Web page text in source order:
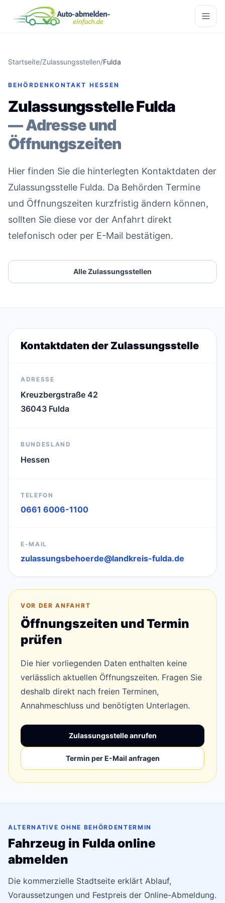
Startseite/Zulassungsstellen/Fulda
BEHÖRDENKONTAKT HESSEN
Zulassungsstelle Fulda
— Adresse und
Öffnungszeiten
Hier finden Sie die hinterlegten Kontaktdaten der
Zulassungsstelle Fulda. Da Behörden Termine
und Öffnungszeiten kurzfristig ändern können,
sollten Sie diese vor der Anfahrt direkt
telefonisch oder per E-Mail bestätigen.
Alle Zulassungsstellen
Kontaktdaten der Zulassungsstelle
ADRESSE
Kreuzbergstraße 42
36043 Fulda
BUNDESLAND
Hessen
TELEFON
0661 6006-1100
E-MAIL
zulassungsbehoerde@landkreis-fulda.de
VOR DER ANFAHRT
Öffnungszeiten und Termin
prüfen
Die hier vorliegenden Daten enthalten keine
verlässlich aktuellen Öffnungszeiten. Fragen Sie
deshalb direkt nach freien Terminen,
Annahmeschluss und benötigten Unterlagen.
Zulassungsstelle anrufen
Termin per E-Mail anfragen
ALTERNATIVE OHNE BEHÖRDENTERMIN
Fahrzeug in Fulda online
abmelden
Die kommerzielle Stadtseite erklärt Ablauf,
Voraussetzungen und Festpreis der Online-Abmeldung.